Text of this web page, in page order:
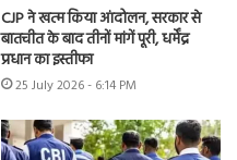
CJP ने खत्म किया आंदोलन, सरकार से
बातचीत के बाद तीनों मांगें पूरी, धर्मेंद्र
प्रधान का इस्तीफा
25 July 2026 - 6:14 PM